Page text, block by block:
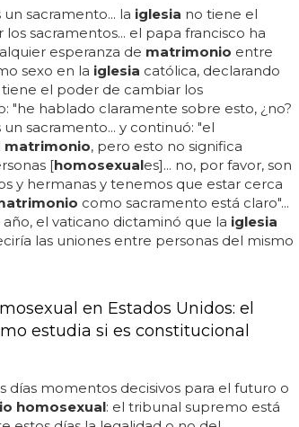
un sacramento... la iglesia no tiene el
sacramentos... el papa francisco ha
esperanza de matrimonio entre
sexo en la iglesia católica, declarando
el poder de cambiar los
"he hablado claramente sobre esto, ¿no?
un sacramento... y continuó: "el
matrimonio, pero esto no significa
[homosexuales]... no, por favor, son
y hermanas y tenemos que estar cerca
como sacramento está claro"...
el vaticano dictaminó que la iglesia
las uniones entre personas del mismo
en Estados Unidos: el
estudia si es constitucional
días momentos decisivos para el futuro o
homosexual: el tribunal supremo está